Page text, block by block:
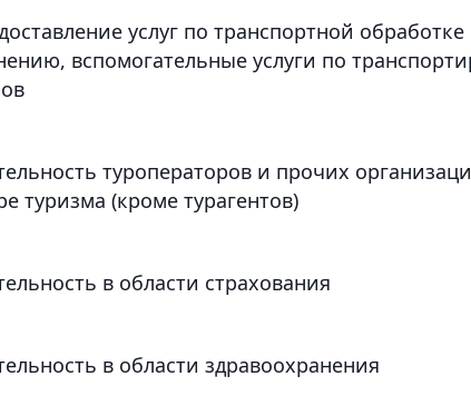
услуг по транспортной
вспомогательные услуги по
туроператоров и прочих
туризма (кроме турагентов)
в области страхования
в области здравоохранения